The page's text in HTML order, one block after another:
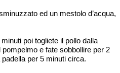
ed un mestolo d’acqua,
poi togliete il pollo dalla
e fate sobbollire per 2
per 5 minuti circa.